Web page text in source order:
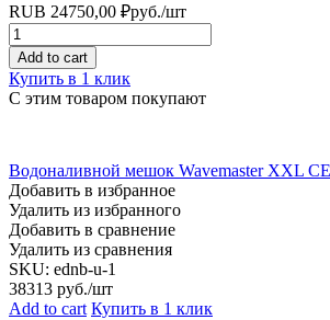
RUB 24750,00 ₽руб./шт
Quantity
Add to cart
Купить в 1 клик
С этим товаром покупают
Водоналивной мешок Wavemaster XXL
Добавить в избранное
Удалить из избранного
Добавить в сравнение
Удалить из сравнения
SKU: ednb-u-1
38313 руб./шт
Add to cart Купить в 1 клик